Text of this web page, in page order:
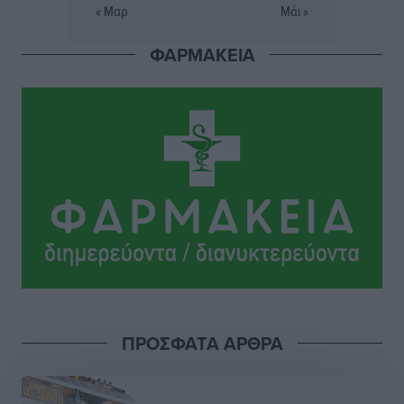
Αθλητικά• πριν 10 ώρες
Σι Τζέι Χάρις: «Να πανηγυρίσουμε πολλές νίκες μαζί»
Αθλητικά • πριν 11 ώρες
Ροδήλιος: Ο απολογισμός από το Πανελλήνιο
Πρωτάθλημα Πίστας
Αθλητικά• πριν 11 ώρες
« Μαρ Μάι »
ΦΑΡΜΑΚΕΙΑ
ΠΡΟΣΦΑΤΑ ΑΡΘΡΑ